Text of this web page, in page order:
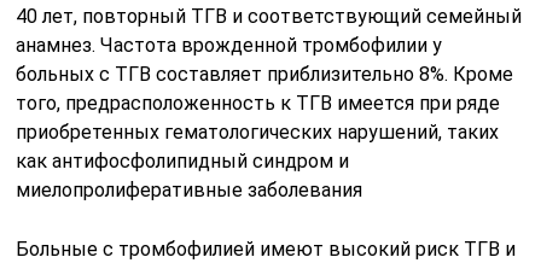
40 лет, повторный ТГВ и соответствующий семейный
анамнез. Частота врожденной тромбофилии у
больных с ТГВ составляет приблизительно 8%. Кроме
того, предрасположенность к ТГВ имеется при ряде
приобретенных гематологических нарушений, таких
как антифосфолипидный синдром и
миелопролиферативные заболевания
Больные с тромбофилией имеют высокий риск ТГВ и